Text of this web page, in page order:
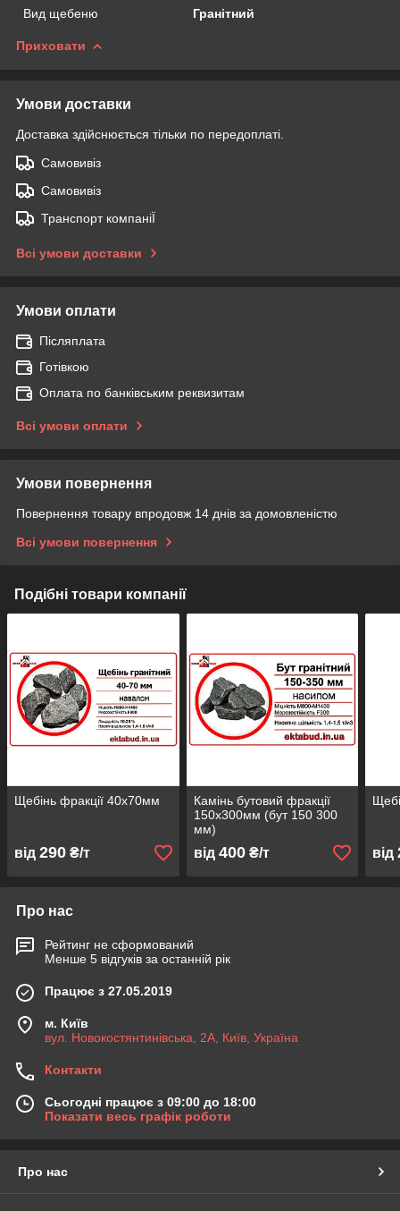
Вид щебеню
Гранітний
Приховати
Умови доставки
Доставка здійснюється тільки по передоплаті.
Самовивіз
Самовивіз
Транспорт компаніЇ
Всі умови доставки
Умови оплати
Післяплата
Готівкою
Оплата по банківським реквизитам
Всі умови оплати
Умови повернення
Повернення товару впродовж 14 днів за домовленістю
Всі умови повернення
Подібні товари компанії
Щебінь фракції 40х70мм
від 290 ₴/т
Камінь бутовий фракції
150х300мм (бут 150 300
мм)
від 400₴/т від
Про нас
Рейтинг не сформований
Менше 5 відгуків за останній рік
Працює з 27.05.2019
м. Київ
вул. Новокостянтинівська, 2А, Київ, Україна
Контакти
Сьогодні працює з 09:00 до 18:00
Показати весь графік роботи
Про нас